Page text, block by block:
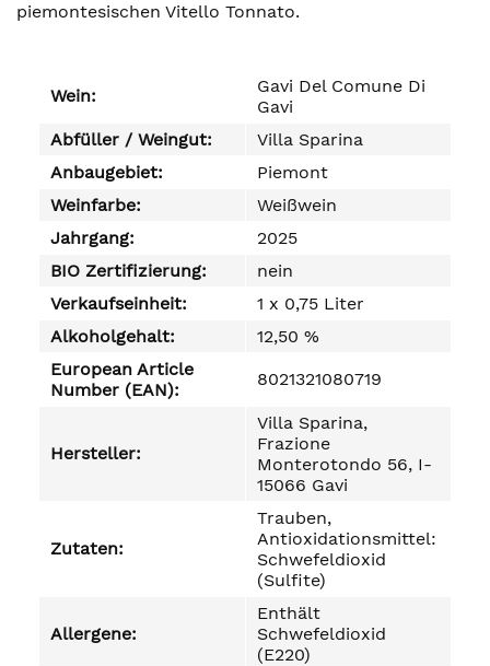
piemontesischen Vitello Tonnato.
Wein:
Gavi Del Comune Di
Gavi
Abfüller / Weingut:
Villa Sparina
Anbaugebiet:
Piemont
Weinfarbe:
Weißwein
Jahrgang:
2025
BIO Zertifizierung:
nein
Verkaufseinheit:
1 x 0,75 Liter
Alkoholgehalt:
12,50 %
European Article
Number (EAN):
8021321080719
Hersteller:
Villa Sparina,
Frazione
Monterotondo 56, I-
15066 Gavi
Zutaten:
Trauben,
Antioxidationsmittel:
Schwefeldioxid
(Sulfite)
Allergene:
Enthält
Schwefeldioxid
(E220)